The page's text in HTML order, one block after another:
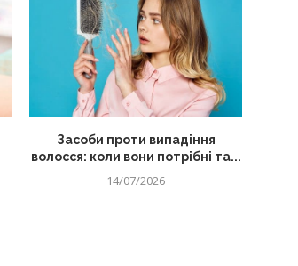
Засоби проти випадіння
волосся: коли вони потрібні та...
14/07/2026